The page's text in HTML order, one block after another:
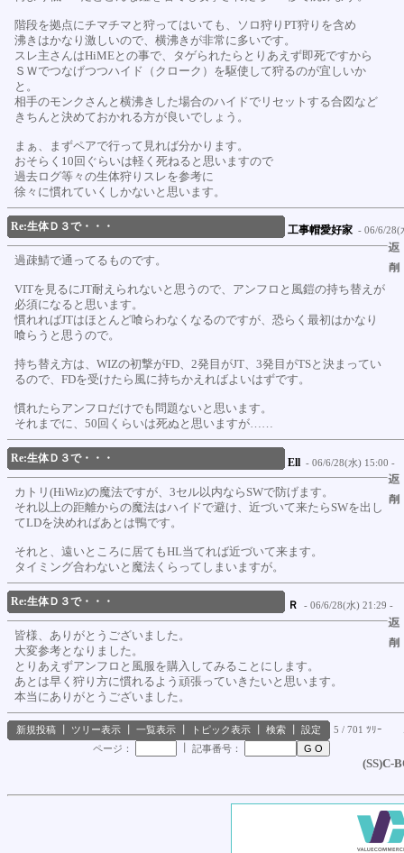
階段を拠点にチマチマと狩ってはいても、ソロ狩りPT狩りを含め
沸きはかなり激しいので、横沸きが非常に多いです。
スレ主さんはHiMEとの事で、タゲられたらとりあえず即死ですから
ＳＷでつなげつつハイド（クローク）を駆使して狩るのが宜しいか
と。
相手のモンクさんと横沸きした場合のハイドでリセットする合図など
きちんと決めておかれる方が良いでしょう。
まぁ、まずペアで行って見れば分かります。
おそらく10回ぐらいは軽く死ねると思いますので
過去ログ等々の生体狩りスレを参考に
徐々に慣れていくしかないと思います。
Re:生体Ｄ３で・・・ 工事帽愛好家 - 06/6/28(
過疎鯖で通ってるものです。
VITを見るにJT耐えられないと思うので、アンフロと風鎧の持ち替えが
必須になると思います。
慣れればJTはほとんど喰らわなくなるのですが、恐らく最初はかなり
喰らうと思うので。
持ち替え方は、WIZの初撃がFD、2発目がJT、3発目がTSと決まってい
るので、FDを受けたら風に持ちかえればよいはずです。
慣れたらアンフロだけでも問題ないと思います。
それまでに、50回くらいは死ぬと思いますが……
Re:生体Ｄ３で・・・ Ell - 06/6/28(水) 15:00 -
カトリ(HiWiz)の魔法ですが、3セル以内ならSWで防げます。
それ以上の距離からの魔法はハイドで避け、近づいて来たらSWを出し
てLDを決めればあとは鴨です。
それと、遠いところに居てもHL当てれば近づいて来ます。
タイミング合わないと魔法くらってしまいますが。
Re:生体Ｄ３で・・・ Ｒ - 06/6/28(水) 21:29 -
皆様、ありがとうございました。
大変参考となりました。
とりあえずアンフロと風服を購入してみることにします。
あとは早く狩り方に慣れるよう頑張っていきたいと思います。
本当にありがとうございました。
新規投稿 ツリー表示 一覧表示 トピック表示 検索 設定 5 / 701 ﾂﾘｰ
ページ： 記事番号：
(SS)C-